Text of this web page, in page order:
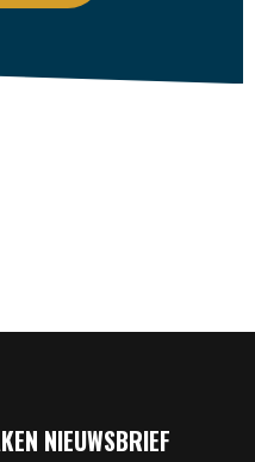
NIEUWSBRIEF